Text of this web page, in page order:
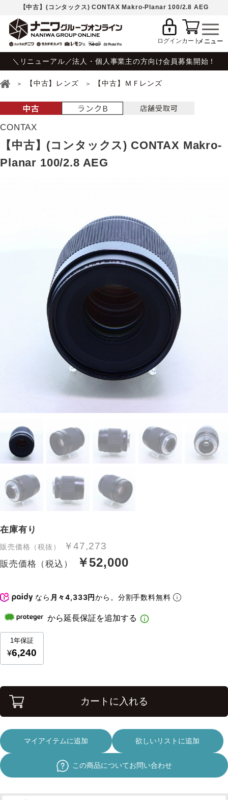
【中古】(コンタックス) CONTAX Makro-Planar 100/2.8 AEG
ログインカート
＼リニューアル／法人・個人事業主の方向け会員募集開始！
【中古】レンズ 【中古】ＭＦレンズ
CONTAX
【中古】(コンタックス) CONTAX Makro-
Planar 100/2.8 AEG
在庫有り
販売価格（税抜） ￥47,273
販売価格（税込） ￥52,000
なら 月々4,333円から。分割手数料無料
カートに入れる
マイアイテムに追加 欲しいリストに追加
この商品についてお問い合わせ